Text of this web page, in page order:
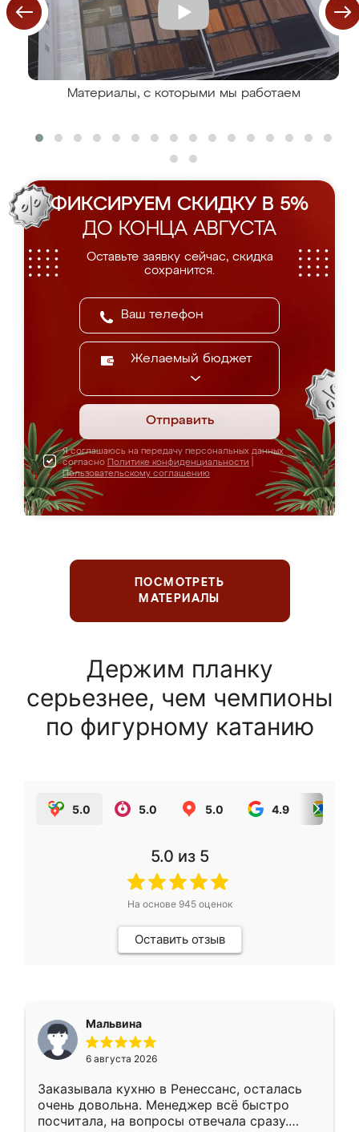
Материалы, с которыми мы работаем
ФИКСИРУЕМ СКИДКУ В 5%
ДО КОНЦА АВГУСТА
Оставьте заявку сейчас, скидка
сохранится.
Желаемый бюджет
Отправить
Я соглашаюсь на передачу персональных данных
согласно Политике конфиденциальности
Пользовательскому соглашению
ПОСМОТРЕТЬ
МАТЕРИАЛЫ
Держим планку
серьезнее, чем чемпионы
по фигурному катанию
5.0 5.0 5.0 4.9
5.0 из 5
На основе 945оценок
Оставить отзыв
Мальвина
6 августа 2026
Заказывала кухню в Ренессанс, осталась
очень довольна. Менеджер всё быстро
посчитала, на вопросы отвечала сразу.